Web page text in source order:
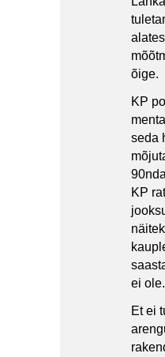
õige.
KP
seda
KP
ei ole.
Et ei